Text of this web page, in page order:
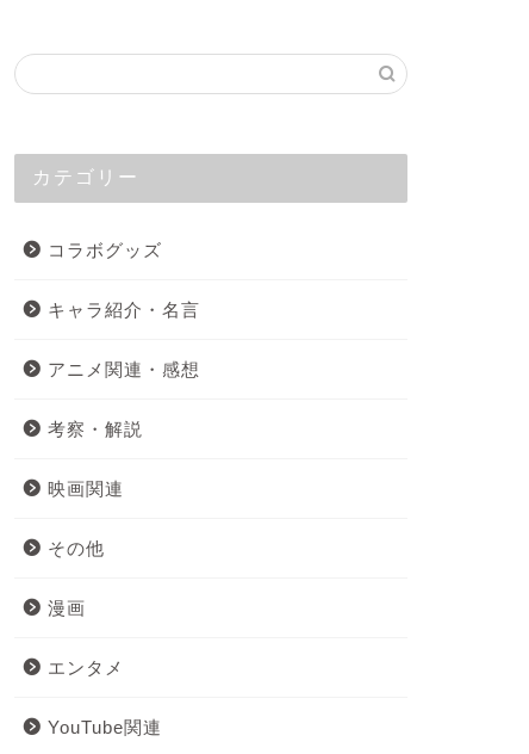
カテゴリー
コラボグッズ
キャラ紹介・名言
アニメ関連・感想
考察・解説
映画関連
その他
漫画
エンタメ
YouTube関連